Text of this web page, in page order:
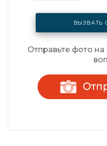
ВЫЗВАТЬ
Отправьте фото